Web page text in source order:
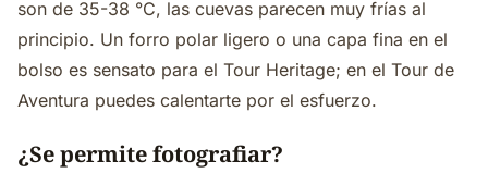
son de 35-38 °C, las cuevas parecen muy frías al
principio. Un forro polar ligero o una capa fina en el
bolso es sensato para el Tour Heritage; en el Tour de
Aventura puedes calentarte por el esfuerzo.
¿Se permite fotografiar?